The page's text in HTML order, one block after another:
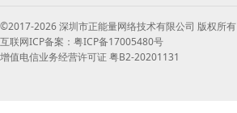
©2017-2026 深圳市正能量网络技术有限公司 版权所有
互联网ICP备案：粤ICP备17005480号
增值电信业务经营许可证 粤B2-20201131